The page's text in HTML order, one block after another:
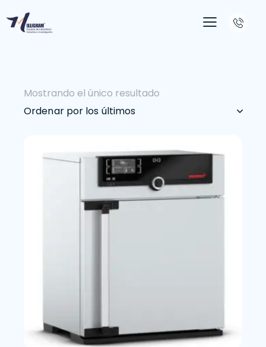
Mostrando el único resultado